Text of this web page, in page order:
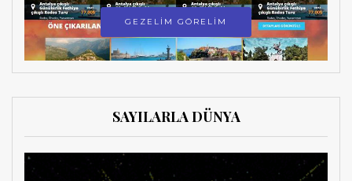
GEZELİM GÖRELİM
SAYILARLA DÜNYA